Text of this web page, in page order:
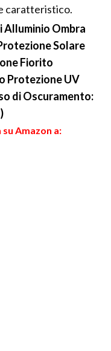
caratteristico.
Alluminio Ombra
Solare
Fiorito
Protezione UV
di Oscuramento:
Amazon a: